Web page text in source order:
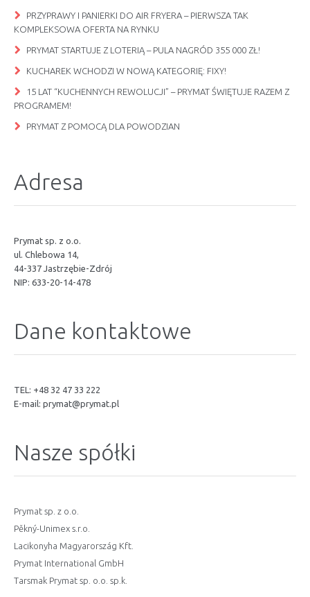
PRZYPRAWY I PANIERKI DO AIR FRYERA – PIERWSZA TAK
KOMPLEKSOWA OFERTA NA RYNKU
PRYMAT STARTUJE Z LOTERIĄ – PULA NAGRÓD 355 000 ZŁ!
KUCHAREK WCHODZI W NOWĄ KATEGORIĘ: FIXY!
15 LAT “KUCHENNYCH REWOLUCJI” – PRYMAT ŚWIĘTUJE RAZEM Z
PROGRAMEM!
PRYMAT Z POMOCĄ DLA POWODZIAN
Adresa
Prymat sp. z o.o.
ul. Chlebowa 14,
44-337 Jastrzębie-Zdrój
NIP: 633-20-14-478
Dane kontaktowe
TEL: +48 32 47 33 222
E-mail: prymat@prymat.pl
Nasze spółki
Prymat sp. z o.o.
Pěkný-Unimex s.r.o.
Lacikonyha Magyarország Kft.
Prymat International GmbH
Tarsmak Prymat sp. o.o. sp.k.